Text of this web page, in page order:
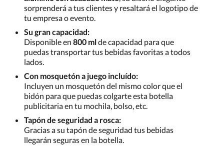
sorprenderá a tus clientes y resaltará el logotipo de
tu empresa o evento.
Su gran capacidad:
Disponible en 800 mlde capacidad para que
puedas transportar tus bebidas favoritas a todos
lados.
Con mosquetón a juego incluído:
Incluyen un mosquetón del mismo color que el
bidón para que puedas colgarte esta botella
publicitaria en tu mochila, bolso, etc.
Tapón de seguridad a rosca:
Gracias a su tapón de seguridad tus bebidas
llegarán seguras en la botella.